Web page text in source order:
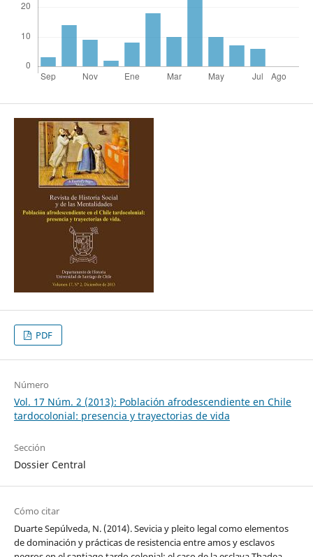
PDF
Número
Vol. 17 Núm. 2 (2013): Población afrodescendiente en Chile
tardocolonial: presencia y trayectorias de vida
Sección
Dossier Central
Cómo citar
Duarte Sepúlveda, N. (2014). Sevicia y pleito legal como elementos
de dominación y prácticas de resistencia entre amos y esclavos